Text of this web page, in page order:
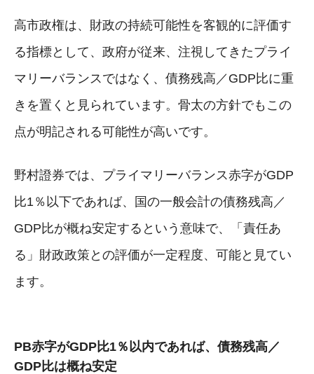
高市政権は、財政の持続可能性を客観的に評価す
る指標として、政府が従来、注視してきたプライ
マリーバランスではなく、債務残高／GDP比に重
きを置くと見られています。骨太の方針でもこの
点が明記される可能性が高いです。
野村證券では、プライマリーバランス赤字がGDP
比1％以下であれば、国の一般会計の債務残高／
GDP比が概ね安定するという意味で、「責任あ
る」財政政策との評価が一定程度、可能と見てい
ます。
PB赤字がGDP比1％以内であれば、債務残高／
GDP比は概ね安定